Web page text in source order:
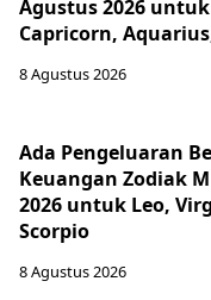
Agustus 2026
Capricorn,
8 Agustus 2026
Ada Pengeluaran
Keuangan Zodiak
2026 untuk Leo,
Scorpio
8 Agustus 2026